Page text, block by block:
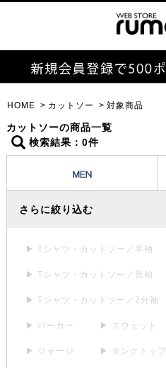
HOME カットソー 対象商品
カットソーの商品一覧
検索結果：0件
さらに絞り込む
▶ Tシャツ・カットソー／半袖
▶ Tシャツ・カットソー／長袖
▶ Tシャツ・カットソー／7分袖
▶ パーカー ▶ スウェット
▶ ジャージ ▶ タンクトップ